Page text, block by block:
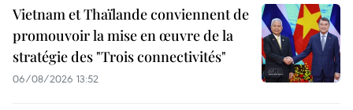
Vietnam et Thaïlande conviennent de
promouvoir la mise en œuvre de la
stratégie des "Trois connectivités"
06/08/2026 13:52